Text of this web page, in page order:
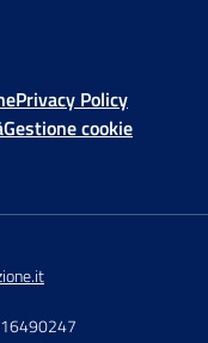
Privacy Policy
Gestione cookie